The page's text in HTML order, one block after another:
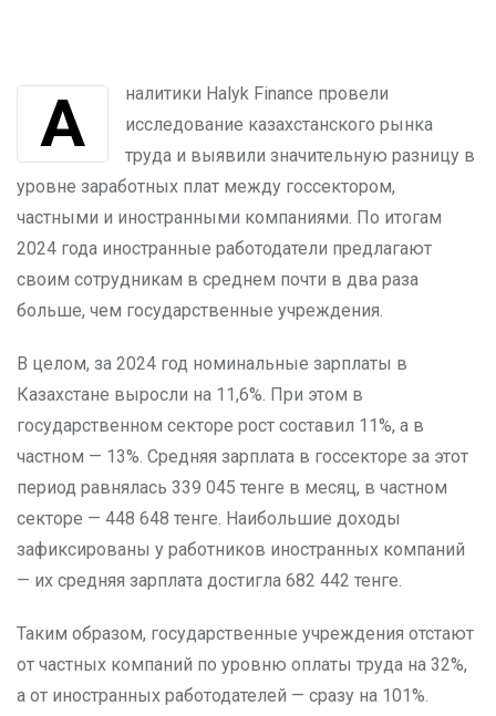
Аналитики Halyk Finance провели
исследование казахстанского рынка
труда и выявили значительную разницу в
уровне заработных плат между госсектором,
частными и иностранными компаниями. По итогам
2024 года иностранные работодатели предлагают
своим сотрудникам в среднем почти в два раза
больше, чем государственные учреждения.
В целом, за 2024 год номинальные зарплаты в
Казахстане выросли на 11,6%. При этом в
государственном секторе рост составил 11%, а в
частном — 13%. Средняя зарплата в госсекторе за этот
период равнялась 339 045 тенге в месяц, в частном
секторе — 448 648 тенге. Наибольшие доходы
зафиксированы у работников иностранных компаний
— их средняя зарплата достигла 682 442 тенге.
Таким образом, государственные учреждения отстают
от частных компаний по уровню оплаты труда на 32%,
а от иностранных работодателей — сразу на 101%.